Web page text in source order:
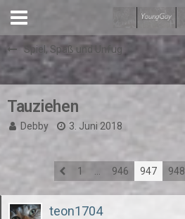
Spiel, Spaß und Unfug
Tauziehen
Debby 3. Juni 2018
1 946 947 948
teon1704